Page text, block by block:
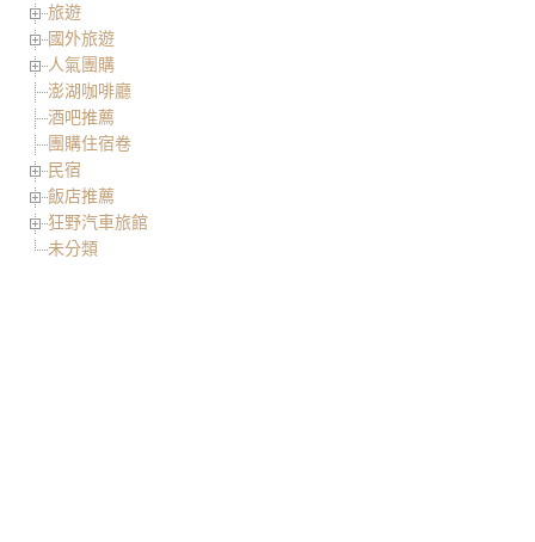
旅遊
國外旅遊
人氣團購
澎湖咖啡廳
酒吧推薦
團購住宿卷
民宿
飯店推薦
狂野汽車旅館
未分類